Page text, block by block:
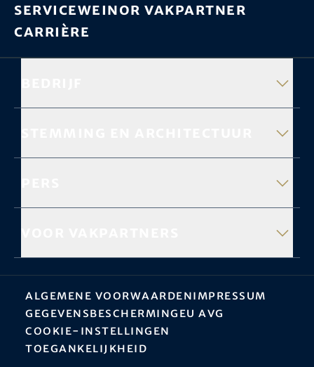
Serviceweinor vakpartner
Carrière
Algemene VoorwaardenImpressum
Gegevensbescherming EU AVG
Cookie-instellingen
Toegankelijkheid